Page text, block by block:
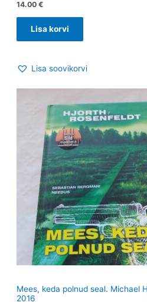
14.00 €
Lisa korvi
Lisa soovikorvi
Mees, keda polnud seal. Michael
2016